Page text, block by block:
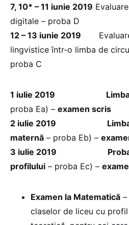
7, 10* – 11 iunie 2019
digitale – proba D
12 – 13 iunie 2019
lingvistice într-o limba de
proba C
1 iulie 2019
proba Ea) – examen scris
2 iulie 2019
maternă – proba Eb) –
3 iulie 2019
profilului – proba Ec) –
Examen la Matematică
claselor de liceu cu